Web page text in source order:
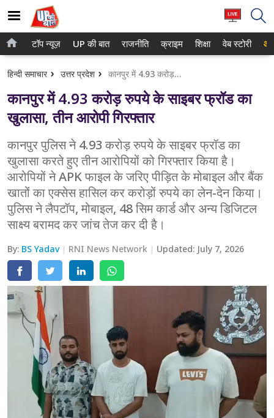
होम
टॉप न्यूज़
UP की बात
क्राइम
शिक्षा
वेब स्टोरी
टॉप न्यूज़ UP की बात राजनीति क्राइम शिक्षा वेब स्टोरी
हिन्दी समाचार उत्तर प्रदेश कानपुर में 4.93 करोड़ रुपये के साइबर फ्रॉड का खुलासा, तीन आरोपी गिरफ्तार
कानपुर में 4.93 करोड़ रुपये के साइबर फ्रॉड का
खुलासा, तीन आरोपी गिरफ्तार
कानपुर पुलिस ने 4.93 करोड़ रुपये के साइबर फ्रॉड का
खुलासा करते हुए तीन आरोपियों को गिरफ्तार किया है।
आरोपियों ने APK फाइल के जरिए पीड़ित के मोबाइल और बैंक
खातों का एक्सेस हासिल कर करोड़ों रुपये का लेन-देन किया।
पुलिस ने लैपटॉप, मोबाइल, 48 सिम कार्ड और अन्य डिजिटल
साक्ष्य बरामद कर जांच तेज कर दी है।
By: BS Yadav RNI News Network Updated: July 7, 2026
गाजियाबाद
लखनऊ
वाराणसी
आगरा
अयोध्या
मथुरा
मेरठ
मुरादाबाद
गोरखपुर
प्रयागराज